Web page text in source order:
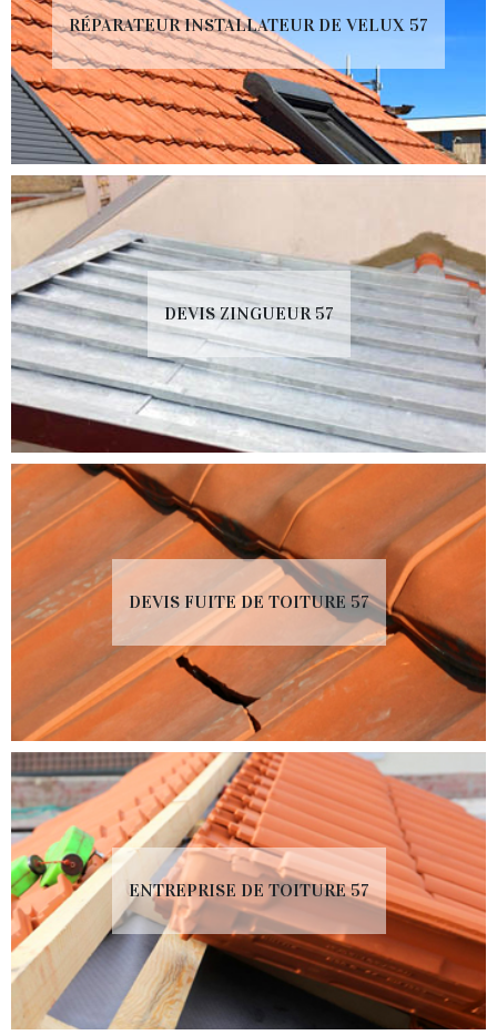
RÉPARATEUR INSTALLATEUR DE VELUX 57
DEVIS ZINGUEUR 57
DEVIS FUITE DE TOITURE 57
ENTREPRISE DE TOITURE 57